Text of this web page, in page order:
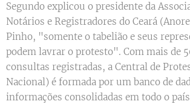
Segundo explicou o presidente da
Notários e Registradores do Ceará
Pinho, "somente o tabelião e seus
podem lavrar o protesto". Com mais de
consultas registradas, a Central de
Nacional) é formada por um banco de
informações consolidadas em todo o